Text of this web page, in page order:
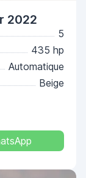
2022
5
435 hp
Automatique
Beige